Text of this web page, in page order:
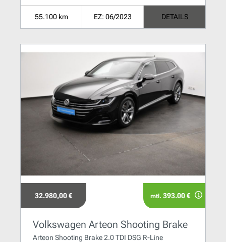
55.100 km EZ: 06/2023 DETAILS
32.980,00 € mtl. 393.00 €
Volkswagen Arteon Shooting Brake
Arteon Shooting Brake 2.0 TDI DSG R-Line